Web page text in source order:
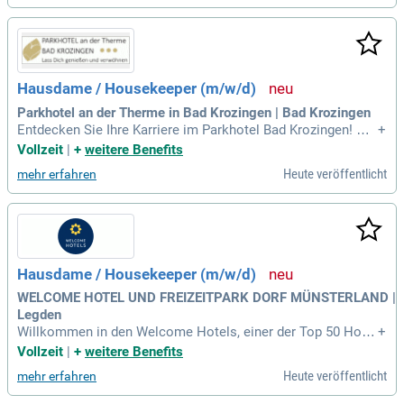
erholsamen Spaziergängen ein. Genießen Sie die heilende K
raft der frischen Ostseeluft, die Stress und Hektik schnell ve
rtreibt. Hier erwartet Sie ein erholsames Spa- und Kulinarik-
Erlebnis in stilvollem Ambiente. Auf 75 Hektar Privatgrundst
ück schwelgen Sie in unvergesslichen Momenten direkt am
3 Kilometer langen Naturstrand. Bei WEISSENHAUS erleben
Sie ein Hideaway, das Tradition und Moderne harmonisch ve
rbindet.
Hausdame / Housekeeper (m/w/d)
Parkhotel an der Therme in Bad Krozingen | Bad Krozingen
Entdecken Sie Ihre Karriere im Parkhotel Bad Krozingen! Wir
suchen engagierte Mitarbeiter (m/w/d) in Vollzeit. Bewerbe
ch unter 0172 3000745. Weitere Infos auf www.parkhotel-bk.
de.
+
Vollzeit | + weitere Benefits
mehr erfahren Heute veröffentlicht
Hausdame / Housekeeper (m/w/d)
WELCOME HOTEL UND FREIZEITPARK DORF MÜNSTERLAND |
Legden
Willkommen in den Welcome Hotels, einer der Top 50 Hotel
gesellschaften in Deutschland. Unsere 3- bis 4-Sterne Super
sphäre. Bei uns stehen Mensch und Gast im Mittelpunkt, wa
s sowohl unsere Mitarbeiter als auch die Qualität der Dienst
+
Vollzeit | + weitere Benefits
mehr erfahren Heute veröffentlicht